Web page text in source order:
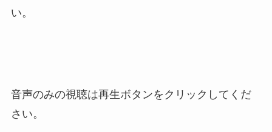
い。
音声のみの視聴は再生ボタンをクリックしてくだ
さい。